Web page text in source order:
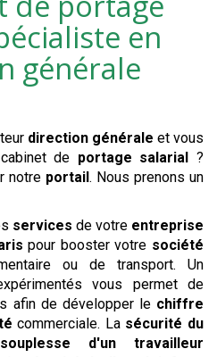
en
générale
direction générale et vous
de portage salarial ?
notre portail. Nous prenons un
services de votre entreprise
pour booster votre société
ou de transport. Un
vous permet de
afin de développer le chiffre
commerciale. La sécurité du
souplesse d'un travailleur